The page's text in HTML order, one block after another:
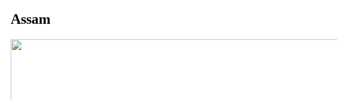
Assam